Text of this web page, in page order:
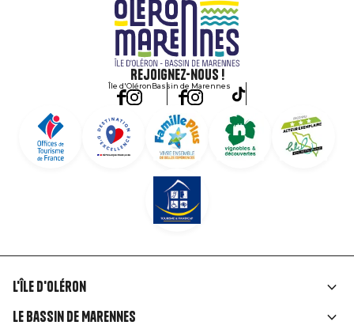
Rejoignez-nous !
Île d'OléronBassin de Marennes
Liens
L'île d'Oléron
Le Bassin de Marennes